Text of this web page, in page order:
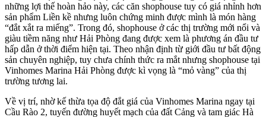
những lợi thế hoàn hảo này, các căn shophouse tuy có giá nhỉnh hơn
sản phẩm Liền kề nhưng luôn chứng minh được mình là món hàng
“đắt xắt ra miếng”. Trong đó, shophouse ở các thị trường mới nổi và
giàu tiềm năng như Hải Phòng đang được xem là phương án đầu tư
hấp dẫn ở thời điểm hiện tại. Theo nhận định từ giới đầu tư bất động
sản chuyên nghiệp, tuy chưa chính thức ra mắt nhưng shophouse tại
Vinhomes Marina Hải Phòng được kì vọng là “mỏ vàng” của thị
trường tương lai.
Về vị trí, nhờ kế thừa tọa độ đắt giá của Vinhomes Marina ngay tại
Cầu Rào 2, tuyến đường huyết mạch của đất Cảng và tam giác Hà